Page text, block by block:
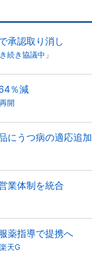
承認取り消し
続き協議中」
％減
開
にうつ病の適応追加
業体制を統合
薬指導で提携へ
天G